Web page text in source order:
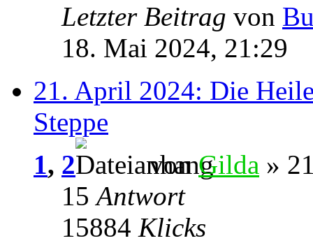
Letzter Beitrag von
18. Mai 2024, 21:29
21. April 2024: Die
Steppe
1, 2 vonGilda »
15Antwort
15884 Klicks